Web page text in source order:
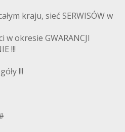
kraju, sieć SERWISÓW w
w okresie GWARANCJI
!!!
!!!